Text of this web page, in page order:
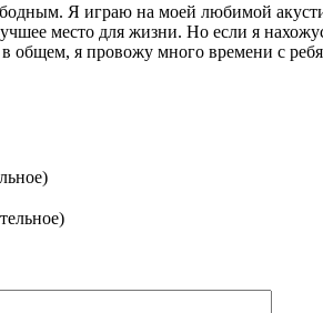
Я играю на моей любимой
место для жизни. Но если я
общем, я провожу много времени с